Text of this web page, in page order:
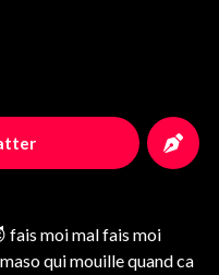
fais moi mal fais moi
qui mouille quand ca